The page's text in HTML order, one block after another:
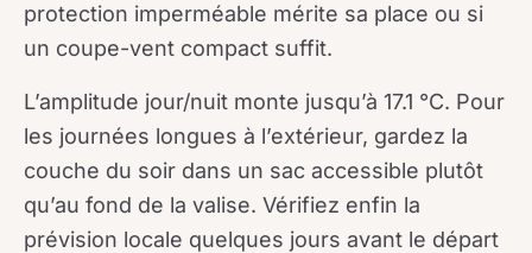
protection imperméable mérite sa place ou si
un coupe-vent compact suffit.
L’amplitude jour/nuit monte jusqu’à 17.1 °C. Pour
les journées longues à l’extérieur, gardez la
couche du soir dans un sac accessible plutôt
qu’au fond de la valise. Vérifiez enfin la
prévision locale quelques jours avant le départ